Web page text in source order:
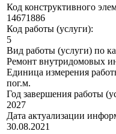
Код конструктивного
14671886
Код работы (услуги):
5
Вид работы (услуги) по
Ремонт внутридомовых
Единица измерения
пог.м.
Год завершения работы
2027
Дата актуализации
30.08.2021